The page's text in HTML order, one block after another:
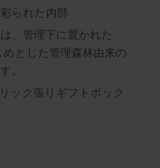
られた内部
、管理下に置かれた
とした管理森林由来の
。
ック張りギフトボック